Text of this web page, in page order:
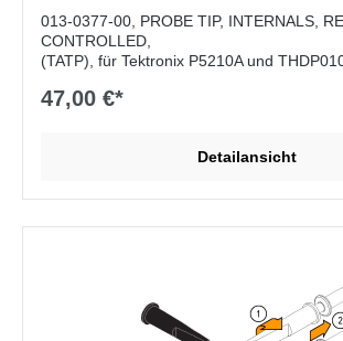
013-0377-00, PROBE TIP, INTERNALS,
CONTROLLED,
(TATP), für Tektronix P5210A und
47,00 €*
Detailansicht